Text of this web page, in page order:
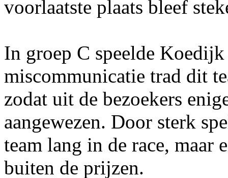
voorlaatste plaats bleef
In groep C speelde
miscommunicatie trad dit
zodat uit de bezoekers
aangewezen. Door sterk
team lang in de race, maar
buiten de prijzen.